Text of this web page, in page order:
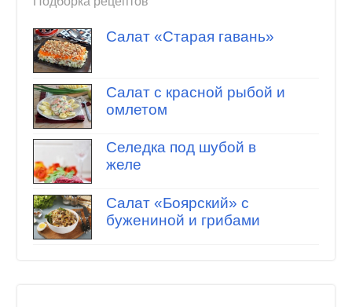
Салат «Старая гавань»
Салат с красной рыбой и
омлетом
Селедка под шубой в
желе
Салат «Боярский» с
бужениной и грибами